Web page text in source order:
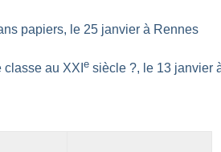
papiers, le 25 janvier à Rennes
classe au XXIe siècle ?, le 13 janvier